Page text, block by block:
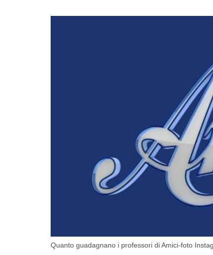
Quanto guadagnano i professori di Amici-foto